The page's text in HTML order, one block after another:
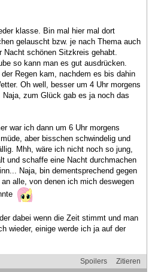
klasse. Bin mal hier mal dort
gelauscht bzw. je nach Thema auch
Nacht schönen Sitzkreis gehabt.
so kann man es gut ausdrücken.
Regen kam, nachdem es bis dahin
Oh well, besser um 4 Uhr morgens
zum Glück gab es ja noch das
war ich dann um 6 Uhr morgens
aber bisschen schwindelig und
Mhh, wäre ich nicht noch so jung,
und schaffe eine Nacht durchmachen
Naja, bin dementsprechend gegen
alle, von denen ich mich deswegen
dabei wenn die Zeit stimmt und man
wieder, einige werde ich ja auf der
Spoilers Zitieren